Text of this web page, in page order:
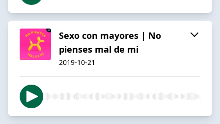
Sexo con mayores | No
pienses mal de mi
2019-10-21